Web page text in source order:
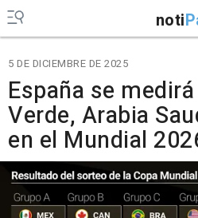
noti
5 DE DICIEMBRE DE 2025
España se
Verde, Arabia
en el Mundial